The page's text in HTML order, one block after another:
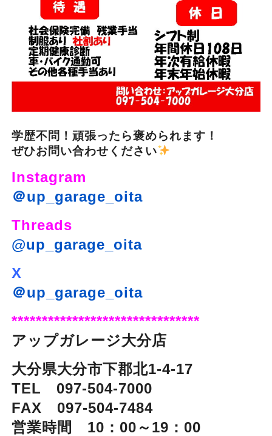
学歴不問！頑張ったら褒められます！
ぜひお問い合わせください
Instagram
＠up_garage_oita
Threads
@up_garage_oita
X
＠up_garage_oita
*******************************
アップガレージ大分店
大分県大分市下郡北1-4-17
TEL 097-504-7000
FAX 097-504-7484
営業時間 10：00～19：00